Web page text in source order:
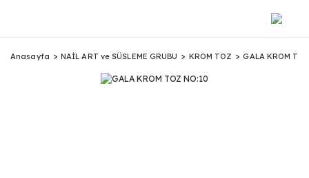
Anasayfa NAİL ART ve SÜSLEME GRUBU KROM TOZ GALA KROM